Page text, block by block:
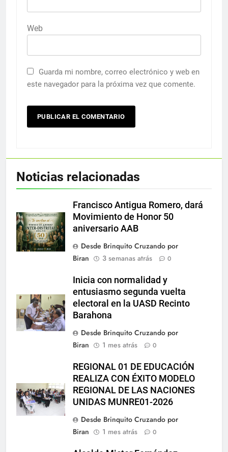
Web
Guarda mi nombre, correo electrónico y web en
este navegador para la próxima vez que comente.
Noticias relacionadas
Francisco Antigua Romero, dará
Movimiento de Honor 50
aniversario AAB
Desde Brinquito Cruzando por
Biran
3 semanas atrás 0
Inicia con normalidad y
entusiasmo segunda vuelta
electoral en la UASD Recinto
Barahona
Desde Brinquito Cruzando por
Biran
1 mes atrás 0
REGIONAL 01 DE EDUCACIÓN
REALIZA CON ÉXITO MODELO
REGIONAL DE LAS NACIONES
UNIDAS MUNRE01-2026
Desde Brinquito Cruzando por
Biran
1 mes atrás 0